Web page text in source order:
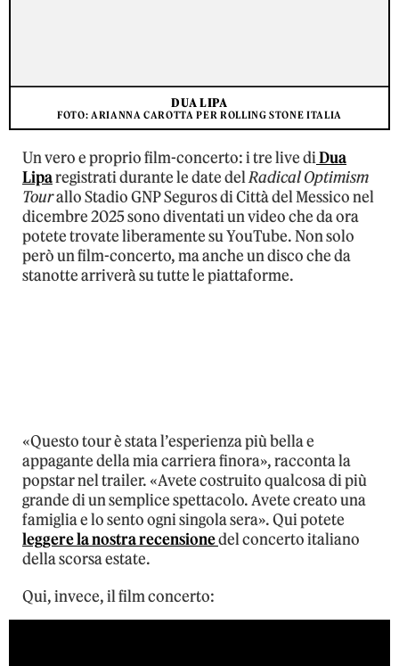
DUA LIPA
FOTO: ARIANNA CAROTTA PER ROLLING STONE ITALIA
Un vero e proprio film-concerto: i tre live diDua
Liparegistrati durante le date delRadical Optimism
Tourallo Stadio GNP Seguros di Città del Messico nel
dicembre 2025 sono diventati un video che da ora
potete trovate liberamente su YouTube. Non solo
però un film-concerto, ma anche un disco che da
stanotte arriverà su tutte le piattaforme.
«Questo tour è stata l’esperienza più bella e
appagante della mia carriera finora», racconta la
popstar nel trailer. «Avete costruito qualcosa di più
grande di un semplice spettacolo. Avete creato una
famiglia e lo sento ogni singola sera». Qui potete
leggere la nostra recensionedel concerto italiano
della scorsa estate.
Qui, invece, il film concerto: